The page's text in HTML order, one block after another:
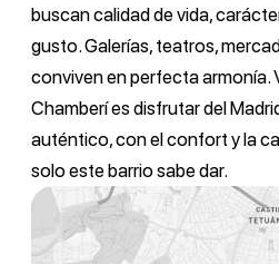
buscan calidad de vida,
gusto. Galerías, teatros,
conviven en perfecta armonía.
Chamberí es disfrutar del
auténtico, con el confort y la
solo este barrio sabe dar.